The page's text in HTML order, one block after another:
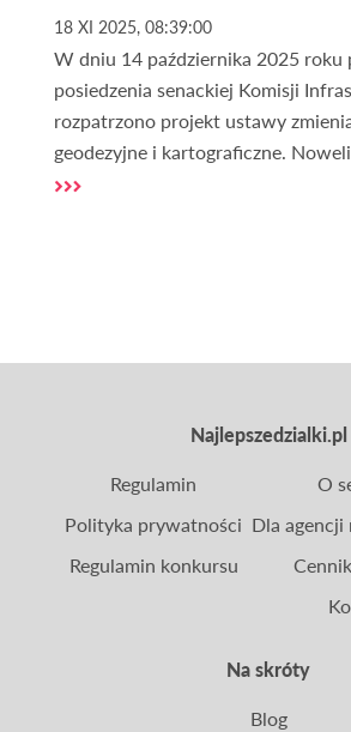
18 XI 2025, 08:39:00
W dniu 14 października 2025 roku
posiedzenia senackiej Komisji
rozpatrzono projekt ustawy
geodezyjne i kartograficzne.
zniesienie opłat za dostęp do
Najlepszedzialki.pl
Na skróty
Regulamin
Polityka prywatności
Regulamin konkursu
O
Dla agencji
Blog